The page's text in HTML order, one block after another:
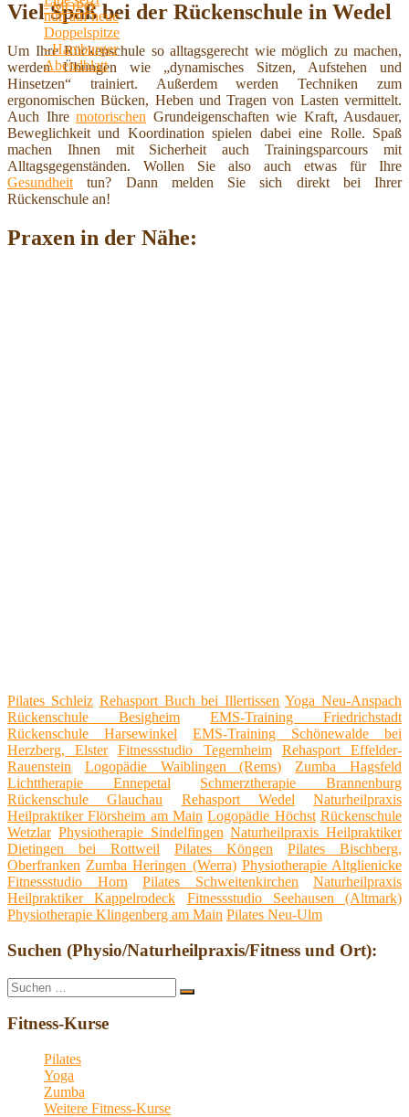
Viel Spaß bei der Rückenschule in Wedel
Um Ihre Rückenschule so alltagsgerecht wie möglich zu machen,
werden Übungen wie „dynamisches Sitzen, Aufstehen und
Hinsetzen“ trainiert. Außerdem werden Techniken zum
ergonomischen Bücken, Heben und Tragen von Lasten vermittelt.
Auch Ihre motorischen Grundeigenschaften wie Kraft, Ausdauer,
Beweglichkeit und Koordination spielen dabei eine Rolle. Spaß
machen Ihnen mit Sicherheit auch Trainingsparcours mit
Alltagsgegenständen. Wollen Sie also auch etwas für Ihre
Gesundheit tun? Dann melden Sie sich direkt bei Ihrer
Rückenschule an!
Praxen in der Nähe:
Pilates Schleiz Rehasport Buch bei Illertissen Yoga Neu-Anspach
Rückenschule Besigheim
EMS-Training Friedrichstadt
Rückenschule Harsewinkel
EMS-Training Schönewalde bei
Herzberg, Elster
Fitnessstudio Tegernheim
Rehasport Effelder-
Rauenstein
Logopädie Waiblingen (Rems)
Zumba Hagsfeld
Lichttherapie Ennepetal
Schmerztherapie Brannenburg
Rückenschule Glauchau
Rehasport Wedel
Naturheilpraxis
Heilpraktiker Flörsheim am Main Logopädie Höchst Rückenschule
Wetzlar Physiotherapie Sindelfingen Naturheilpraxis Heilpraktiker
Dietingen bei Rottweil
Pilates Köngen
Pilates Bischberg,
Oberfranken Zumba Heringen (Werra) Physiotherapie Altglienicke
Fitnessstudio Horn
Pilates Schweitenkirchen
Naturheilpraxis
Heilpraktiker Kappelrodeck
Fitnessstudio Seehausen (Altmark)
Physiotherapie Klingenberg am Main Pilates Neu-Ulm
Suchen (Physio/Naturheilpraxis/Fitness und Ort):
Suche
nach:
Suchen
Fitness-Kurse
Pilates
Yoga
Zumba
Weitere Fitness-Kurse